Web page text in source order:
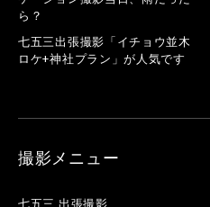
ら？
七五三出張撮影「イチョウ並木
ロケ+神社プラン」が人気です
撮影メニュー
七五三 出張撮影